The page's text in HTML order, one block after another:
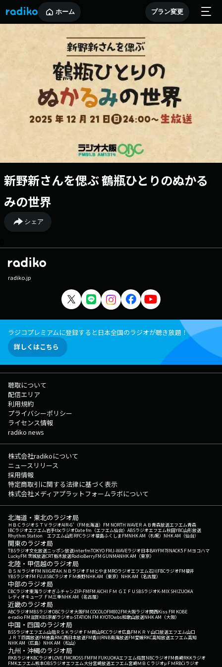
ホーム プラン変更
新野新さんを偲ぶ 鶴瓶ひとりのぬかる
みの世界
シェア
radiko.jp
ラジコプレミアムに登録すると日本全国のラジオが聴き放題！
詳しくはこちら
聴取について
配信エリア
利用規約
プライバシーポリシー
ライセンス情報
radiko news
株式会社radikoについて
ニュースリリース
採用情報
特定商取引に関する法律に基づく表示
株式会社メディアプラットフォームラボについて
北海道・東北のラジオ局
ＨＢＣラジオＳＴＶラジオAIR-G'（FM北海道） FM NORTH WAVEＲＡＢ青森放送エフエム青森
IBCラジオエフエム岩手tbcラジオDate fm（エフエム仙台） ABSラジオエフエム秋田YBC山形放送
Rhythm Station エフエム山形RFCラジオ福島ふくしまFMNHK AM（札幌） NHK AM（仙台）
関東のラジオ局
TBSラジオ文化放送ニッポン放送interfmTOKYO FMJ-WAVEラジオ日本BAYFM78NACK5 ＦＭヨコハマ
LuckyFM 茨城放送CRT栃木放送RadioBerryFM GUNMANHK AM（東京）
北陸・甲信越のラジオ局
ＢＳＮラジオFM NIIGATAＫＮＢラジオ ＦＭとやまMROラジオエフエム石川FBCラジオFM福井
YBSラジオFM FUJISBCラジオ ＦＭ長野NHK AM（東京） NHK AM（名古屋）
中部のラジオ局
CBCラジオ東海ラジオぎふチャンZIP-FMFM AICHI ＦＭ ＧＩＦＵ SBSラジオK-MIX SHIZUOKA
レディオキューブ ＦＭ三重NHK AM（名古屋）
近畿のラジオ局
ABCラジオMBSラジオOBCラジオ大阪FM COCOLOFM802FM大阪ラジオ関西Kiss FM KOBE
e-radio FM滋賀KBS京都ラジオα-STATION FM KYOTOwbs和歌山放送NHK AM（大阪）
中国・四国のラジオ局
BSSラジオエフエム山陰ＲＳＫラジオ ＦＭ岡山RCCラジオ広島FM ＫＲＹ山口放送エフエム山口
ＪＲＴ四国放送FM徳島RNC西日本放送FM香川RNB南海放送FM愛媛RKC高知放送エフエム高知
NHK AM（広島） NHK AM（松山）
九州・沖縄のラジオ局
RKBラジオKBCラジオLOVE FMCROSS FMFM FUKUOKAエフエム佐賀NBCラジオFM長崎RKKラジオ
FMKエフエム熊本OBSラジオエフエム大分宮崎放送エフエム宮崎ＭＢＣラジオμＦＭRBCiラジオ